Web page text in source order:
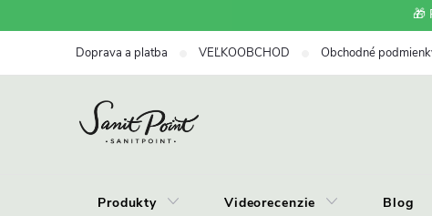
na
🎁
Doprava a platba VEĽKOOBCHOD Obchodné
Produkty Videorecenzie Blog